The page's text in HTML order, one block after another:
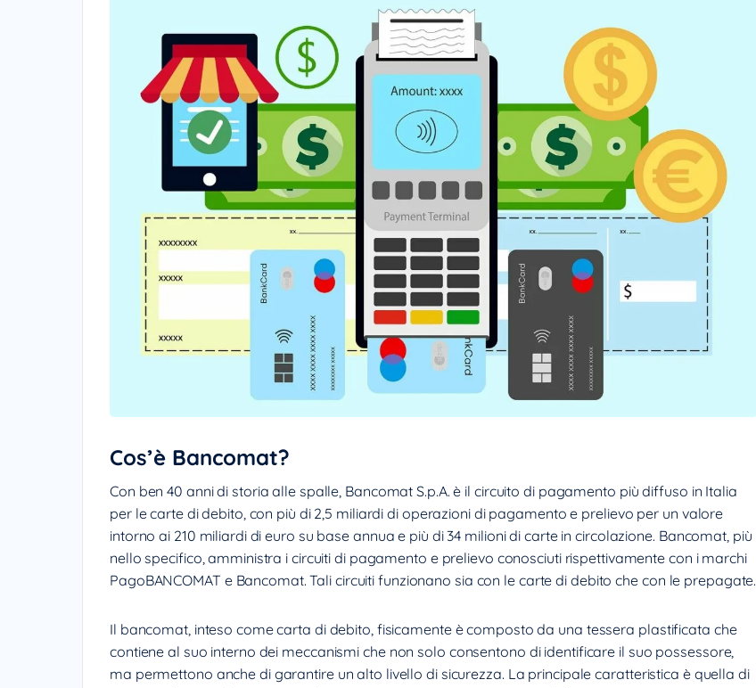
Cos’è Bancomat?
Con ben 40 anni di storia alle spalle, Bancomat S.p.A. è il circuito di pagamento più diffuso in Italia
per le carte di debito, con più di 2,5 miliardi di operazioni di pagamento e prelievo per un valore
intorno ai 210 miliardi di euro su base annua e più di 34 milioni di carte in circolazione. Bancomat, più
nello specifico, amministra i circuiti di pagamento e prelievo conosciuti rispettivamente con i marchi
PagoBANCOMAT e Bancomat. Tali circuiti funzionano sia con le carte di debito che con le prepagate.
Il bancomat, inteso come carta di debito, fisicamente è composto da una tessera plastificata che
contiene al suo interno dei meccanismi che non solo consentono di identificare il suo possessore,
ma permettono anche di garantire un alto livello di sicurezza. La principale caratteristica è quella di